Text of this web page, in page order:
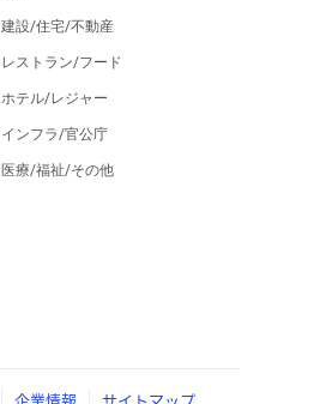
建設/住宅/不動産
レストラン/フード
ホテル/レジャー
インフラ/官公庁
医療/福祉/その他